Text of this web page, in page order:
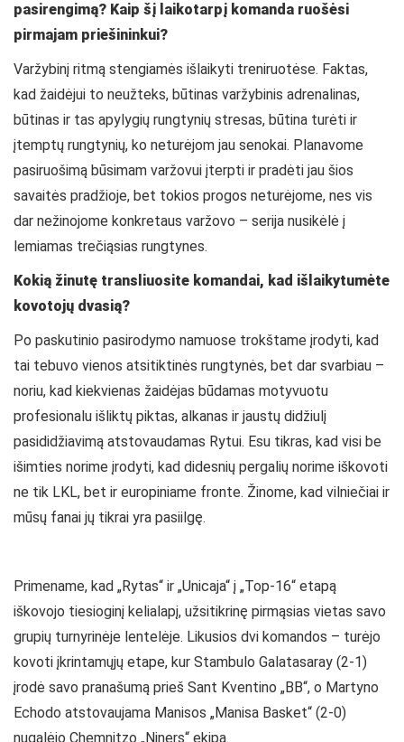
pasirengimą? Kaip šį laikotarpį komanda ruošėsi
pirmajam priešininkui?
Varžybinį ritmą stengiamės išlaikyti treniruotėse. Faktas,
kad žaidėjui to neužteks, būtinas varžybinis adrenalinas,
būtinas ir tas apylygių rungtynių stresas, būtina turėti ir
įtemptų rungtynių, ko neturėjom jau senokai. Planavome
pasiruošimą būsimam varžovui įterpti ir pradėti jau šios
savaitės pradžioje, bet tokios progos neturėjome, nes vis
dar nežinojome konkretaus varžovo – serija nusikėlė į
lemiamas trečiąsias rungtynes.
Kokią žinutę transliuosite komandai, kad išlaikytumėte
kovotojų dvasią?
Po paskutinio pasirodymo namuose trokštame įrodyti, kad
tai tebuvo vienos atsitiktinės rungtynės, bet dar svarbiau –
noriu, kad kiekvienas žaidėjas būdamas motyvuotu
profesionalu išliktų piktas, alkanas ir jaustų didžiulį
pasididžiavimą atstovaudamas Rytui. Esu tikras, kad visi be
išimties norime įrodyti, kad didesnių pergalių norime iškovoti
ne tik LKL, bet ir europiniame fronte. Žinome, kad vilniečiai ir
mūsų fanai jų tikrai yra pasiilgę.
Primename, kad „Rytas“ ir „Unicaja“ į „Top-16“ etapą
iškovojo tiesioginį kelialapį, užsitikrinę pirmąsias vietas savo
grupių turnyrinėje lentelėje. Likusios dvi komandos – turėjo
kovoti įkrintamųjų etape, kur Stambulo Galatasaray (2-1)
įrodė savo pranašumą prieš Sant Kventino „BB“, o Martyno
Echodo atstovaujama Manisos „Manisa Basket“ (2-0)
nugalėjo Chemnitzo „Niners“ ekipą.